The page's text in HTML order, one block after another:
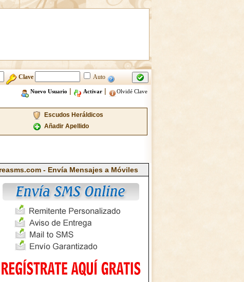
Clave Auto
Nuevo Usuario | Activar| Olvidé Clave
Escudos Heráldicos
Añadir Apellido
- Envía Mensajes a Móviles